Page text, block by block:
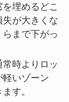
を埋めるどこ
が大きくな
まで下がっ
常時よりロッ
軽いゾーン
す。